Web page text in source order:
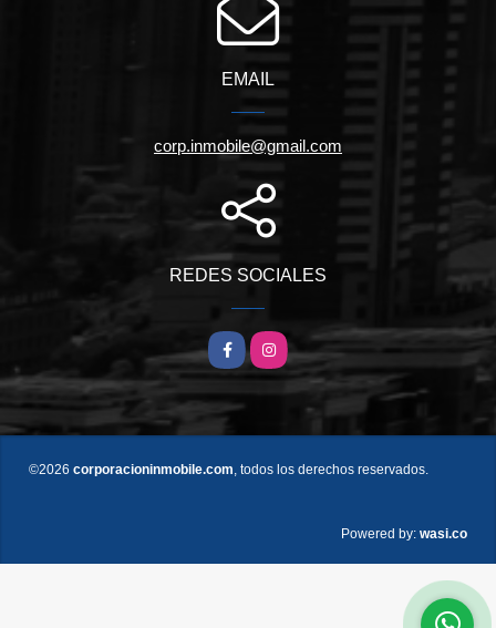
EMAIL
corp.inmobile@gmail.com
REDES SOCIALES
FacebookInstagram
©2026 corporacioninmobile.com , todos los derechos reservados.
Powered by: wasi.co